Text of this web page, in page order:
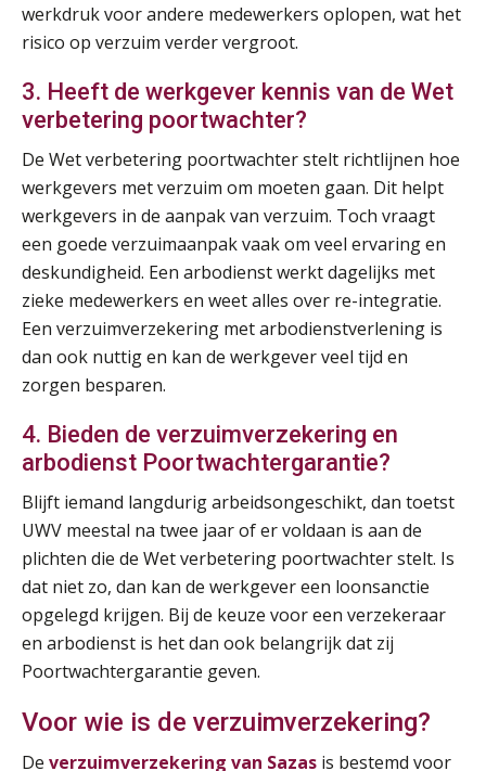
werkdruk voor andere medewerkers oplopen, wat het
risico op verzuim verder vergroot.
3. Heeft de werkgever kennis van de Wet
verbetering poortwachter?
De Wet verbetering poortwachter stelt richtlijnen hoe
werkgevers met verzuim om moeten gaan. Dit helpt
werkgevers in de aanpak van verzuim. Toch vraagt
een goede verzuimaanpak vaak om veel ervaring en
deskundigheid. Een arbodienst werkt dagelijks met
zieke medewerkers en weet alles over re-integratie.
Een verzuimverzekering met arbodienstverlening is
dan ook nuttig en kan de werkgever veel tijd en
zorgen besparen.
4. Bieden de verzuimverzekering en
arbodienst Poortwachtergarantie?
Blijft iemand langdurig arbeidsongeschikt, dan toetst
UWV meestal na twee jaar of er voldaan is aan de
plichten die de Wet verbetering poortwachter stelt. Is
dat niet zo, dan kan de werkgever een loonsanctie
opgelegd krijgen. Bij de keuze voor een verzekeraar
en arbodienst is het dan ook belangrijk dat zij
Poortwachtergarantie geven.
Voor wie is de verzuimverzekering?
De verzuimverzekering van Sazas is bestemd voor
31
AUG
Praktijkdiploma Loonadministratie (PDL®)
Markus Verbeek Praehep
01
SEP
Cursus Van salarisadministrateur naar beloningsadviseur (basis)
MOCuitgevers
03
SEP
Online cursus Wwft voor salarisadministrateurs (inclusief praktijkmodellen)
MOCuitgevers
07
SEP
Online cursus Bedingen in de arbeidsovereenkomst
MOCuitgevers
08
SEP
Online Excel training voor de salarisadministrateur (verdieping)
MOCuitgevers
08
SEP
Tweedaagse online Excel training voor de salarisadministrateur (verdieping, specialisatie en AI)
MOCuitgevers
09
SEP
Cursus Samenwerken financiële- en salarisadministratie
MOCuitgevers
16
SEP
Online cursus Disfunctionerende werknemer: wat nu?
MOCuitgevers
17
SEP
Training Grenzen aangeven met zelfvertrouwen en respect
MOCuitgevers